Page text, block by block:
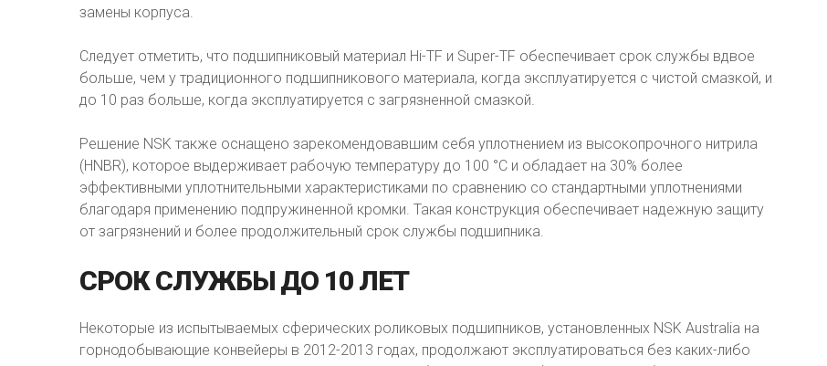
замены корпуса.
Следует отметить, что подшипниковый материал Hi-TF и Super-TF обеспечивает срок службы вдвое
больше, чем у традиционного подшипникового материала, когда эксплуатируется с чистой смазкой, и
до 10 раз больше, когда эксплуатируется с загрязненной смазкой.
Решение NSK также оснащено зарекомендовавшим себя уплотнением из высокопрочного нитрила
(HNBR), которое выдерживает рабочую температуру до 100 °C и обладает на 30% более
эффективными уплотнительными характеристиками по сравнению со стандартными уплотнениями
благодаря применению подпружиненной кромки. Такая конструкция обеспечивает надежную защиту
от загрязнений и более продолжительный срок службы подшипника.
СРОК СЛУЖБЫ ДО 10 ЛЕТ
Некоторые из испытываемых сферических роликовых подшипников, установленных NSK Australia на
горнодобывающие конвейеры в 2012-2013 годах, продолжают эксплуатироваться без каких-либо